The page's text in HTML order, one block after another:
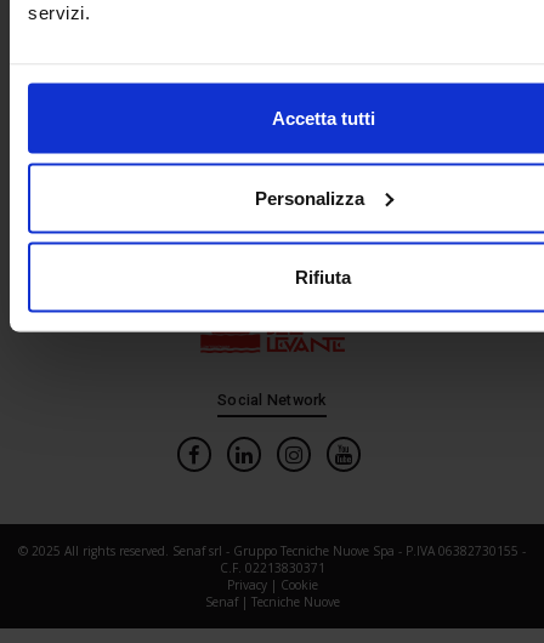
servizi.
Accetta tutti
Personalizza
Rifiuta
In collaborazione con
Social Network
© 2025 All rights reserved. Senaf srl - Gruppo Tecniche Nuove Spa - P.IVA 06382730155 -
C.F. 02213830371
Privacy| Cookie
Senaf| Tecniche Nuove